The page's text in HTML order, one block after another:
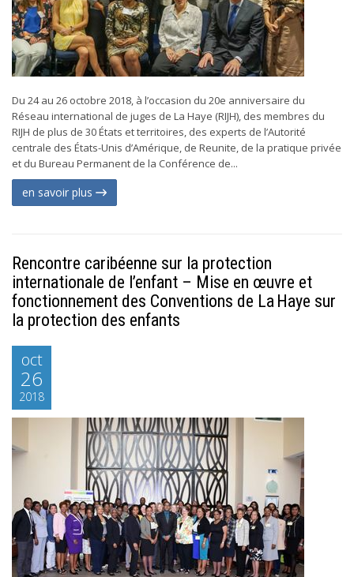
Du 24 au 26 octobre 2018, à l’occasion du 20e anniversaire du
Réseau international de juges de La Haye (RIJH), des membres du
RIJH de plus de 30 États et territoires, des experts de l’Autorité
centrale des États-Unis d’Amérique, de Reunite, de la pratique privée
et du Bureau Permanent de la Conférence de...
en savoir plus
Rencontre caribéenne sur la protection
internationale de l’enfant – Mise en œuvre et
fonctionnement des Conventions de La Haye sur
la protection des enfants
oct
26
2018